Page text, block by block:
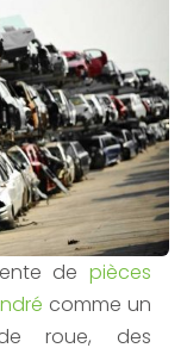
depièces
comme un
roue, des